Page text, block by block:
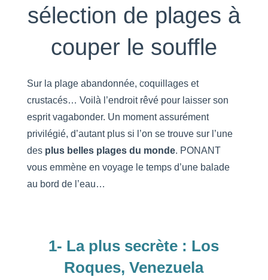
sélection de plages à
couper le souffle
Sur la plage abandonnée, coquillages et
crustacés… Voilà l’endroit rêvé pour laisser son
esprit vagabonder. Un moment assurément
privilégié, d’autant plus si l’on se trouve sur l’une
des plus belles plages du monde. PONANT
vous emmène en voyage le temps d’une balade
au bord de l’eau…
1- La plus secrète : Los
Roques, Venezuela